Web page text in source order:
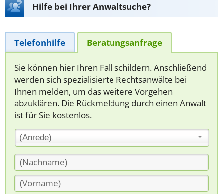
Hilfe bei Ihrer Anwaltsuche?
Telefonhilfe Beratungsanfrage
Sie können hier Ihren Fall schildern. Anschließend
werden sich spezialisierte Rechtsanwälte bei
Ihnen melden, um das weitere Vorgehen
abzuklären. Die Rückmeldung durch einen Anwalt
ist für Sie kostenlos.
(Anrede)